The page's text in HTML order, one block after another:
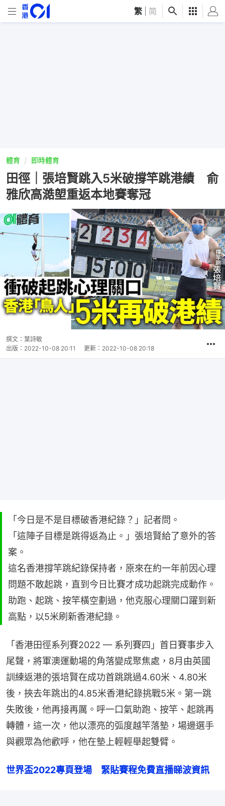
繁 简
體育 即時體育
田徑｜張培賢跳入5米破撐竿跳港績 俞
雅欣高澔塱重返本地賽奪冠
撰文： 葉詩敏
出版： 2022-10-08 20:11 更新： 2022-10-08 20:18
「今日是不是目標破香港紀錄？」記者問。
「這陣子目標是跳得返為止。」張培賢給了意外的答
案。
這名香港撐竿跳紀錄保持者，原來在約一年前因心理
問題不敢起跳，直到今日比賽才成功起跳完成動作。
助跑、起跳、按竿橫空劃過，他克服心理關口躍到新
高點，以5米刷新香港紀錄。
「香港田徑系列賽2022 — 系列賽四」首日賽事步入
尾聲，將軍澳運動場的角落變成聚焦處，8月由英國
訓練返港的張培賢在成功首跳跳過4.60米、4.80米
後，挾去年跳出的4.85米香港紀錄挑戰5米。第一跳
失敗後，他再接再厲。呼一口氣助跑、按竿、起跳再
轉體，這一次，他以漂亮的弧度越竿落墊，場邊選手
與觀眾為他歡呼，他在墊上輕輕舉起雙臂。
世界盃2022專頁登場　緊貼賽程免費直播睇波資訊